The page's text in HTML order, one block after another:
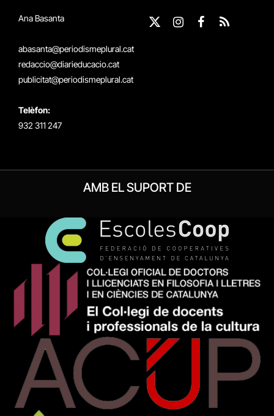
Ana Basanta
abasanta@periodismeplural.cat
redaccio@diarieducacio.cat
publicitat@periodismeplural.cat
Telèfon:
932 311 247
X
InstagramFacebook
RSS
AMB EL SUPORT DE